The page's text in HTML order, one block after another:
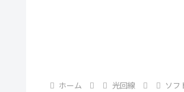
ホーム 光回線 ソフ